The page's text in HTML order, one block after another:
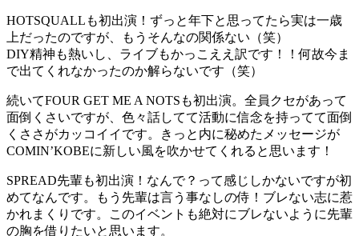
HOTSQUALLも初出演！ずっと年下と思ってたら実は一歳
上だったのですが、もうそんなの関係ない（笑）
DIY精神も熱いし、ライブもかっこええ訳です！！何故今ま
で出てくれなかったのか解らないです（笑）
続いてFOUR GET ME A NOTSも初出演。全員クセがあって
面倒くさいですが、色々話してて活動に信念を持ってて面倒
くささがカッコイイです。きっと内に秘めたメッセージが
COMIN’KOBEに新しい風を吹かせてくれると思います！
SPREAD先輩も初出演！なんで？って感じしかないですが初
めてなんです。もう先輩は言う事なしの侍！ブレない志に惹
かれまくりです。このイベントも絶対にブレないように先輩
の胸を借りたいと思います。